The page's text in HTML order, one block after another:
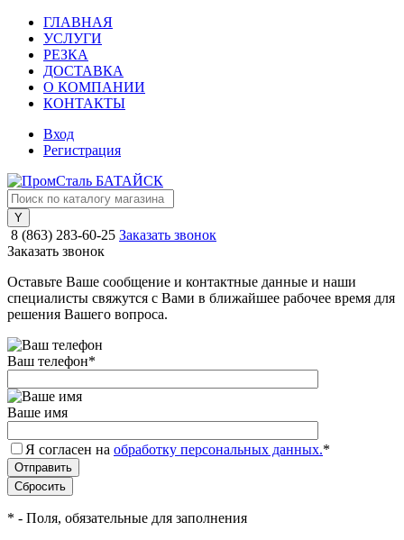
ГЛАВНАЯ
УСЛУГИ
РЕЗКА
ДОСТАВКА
О КОМПАНИИ
КОНТАКТЫ
Вход
Регистрация
8 (863) 283-60-25 Заказать звонок
Заказать звонок
Оставьте Ваше сообщение и контактные данные и наши
специалисты свяжутся с Вами в ближайшее рабочее время для
решения Вашего вопроса.
Ваш телефон*
Ваше имя
Я согласен на обработку персональных данных.*
* - Поля, обязательные для заполнения